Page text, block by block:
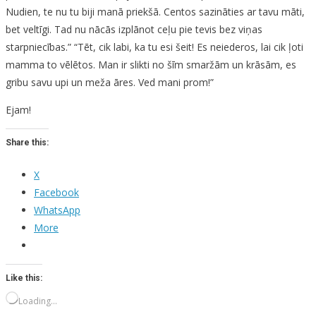
Nudien, te nu tu biji manā priekšā. Centos sazināties ar tavu māti,
bet veltīgi. Tad nu nācās izplānot ceļu pie tevis bez viņas
starpniecības.” “Tēt, cik labi, ka tu esi šeit! Es neiederos, lai cik ļoti
mamma to vēlētos. Man ir slikti no šīm smaržām un krāsām, es
gribu savu upi un meža āres. Ved mani prom!”
Ejam!
Share this:
X
Facebook
WhatsApp
More
Like this:
Loading…